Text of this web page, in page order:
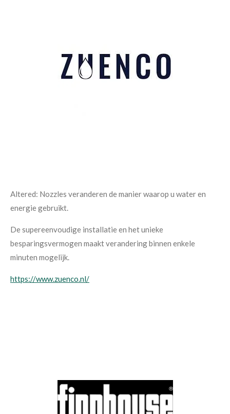
Altered: Nozzles veranderen de manier waarop u water en
energie gebruikt.
De supereenvoudige installatie en het unieke
besparingsvermogen maakt verandering binnen enkele
minuten mogelijk.
https://www.zuenco.nl/